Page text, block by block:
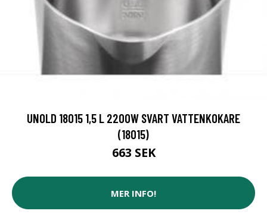
UNOLD 18015 1,5 L 2200W SVART VATTENKOKARE
(18015)
663 SEK
MER INFO!